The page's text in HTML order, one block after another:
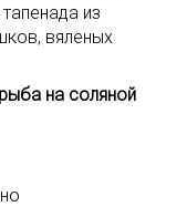
из
вяленых
на соляной